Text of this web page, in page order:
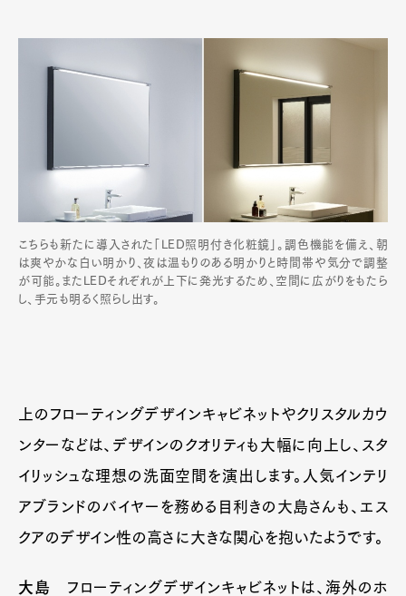
こちらも新たに導入された「LED照明付き化粧鏡」。調色機能を備え、朝
は爽やかな白い明かり、夜は温もりのある明かりと時間帯や気分で調整
が可能。またLEDそれぞれが上下に発光するため、空間に広がりをもたら
し、手元も明るく照らし出す。
上のフローティングデザインキャビネットやクリスタルカウ
ンターなどは、デザインのクオリティも大幅に向上し、スタ
イリッシュな理想の洗面空間を演出します。人気インテリ
アブランドのバイヤーを務める目利きの大島さんも、エス
クアのデザイン性の高さに大きな関心を抱いたようです。
大島 フローティングデザインキャビネットは、海外のホ